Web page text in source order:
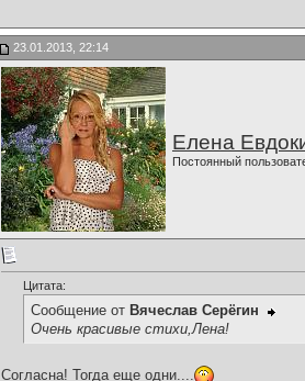
23.01.2013, 22:14
Елена
Постоянный
Цитата:
Сообщение от Вячеслав Серёгин
Очень красивые стихи,Лена!
Согласна! Тогда еще одни....